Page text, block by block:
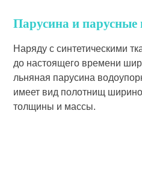
Парусина и парусные
Наряду с синтетическими
до настоящего времени
льняная парусина
имеет вид полотнищ
толщины и массы.